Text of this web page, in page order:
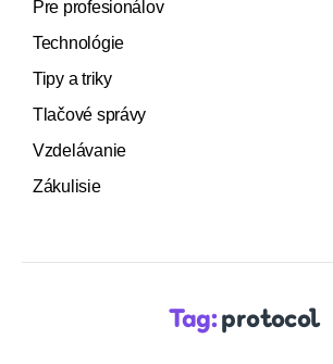
Pre profesionálov
Technológie
Tipy a triky
Tlačové správy
Vzdelávanie
Zákulisie
Tag: protocol